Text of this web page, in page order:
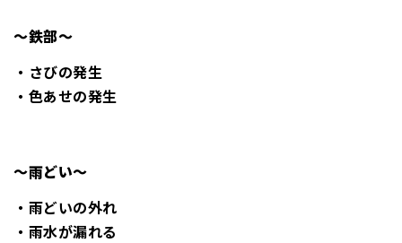
～鉄部～
・さびの発生
・色あせの発生
～雨どい～
・雨どいの外れ
・雨水が漏れる